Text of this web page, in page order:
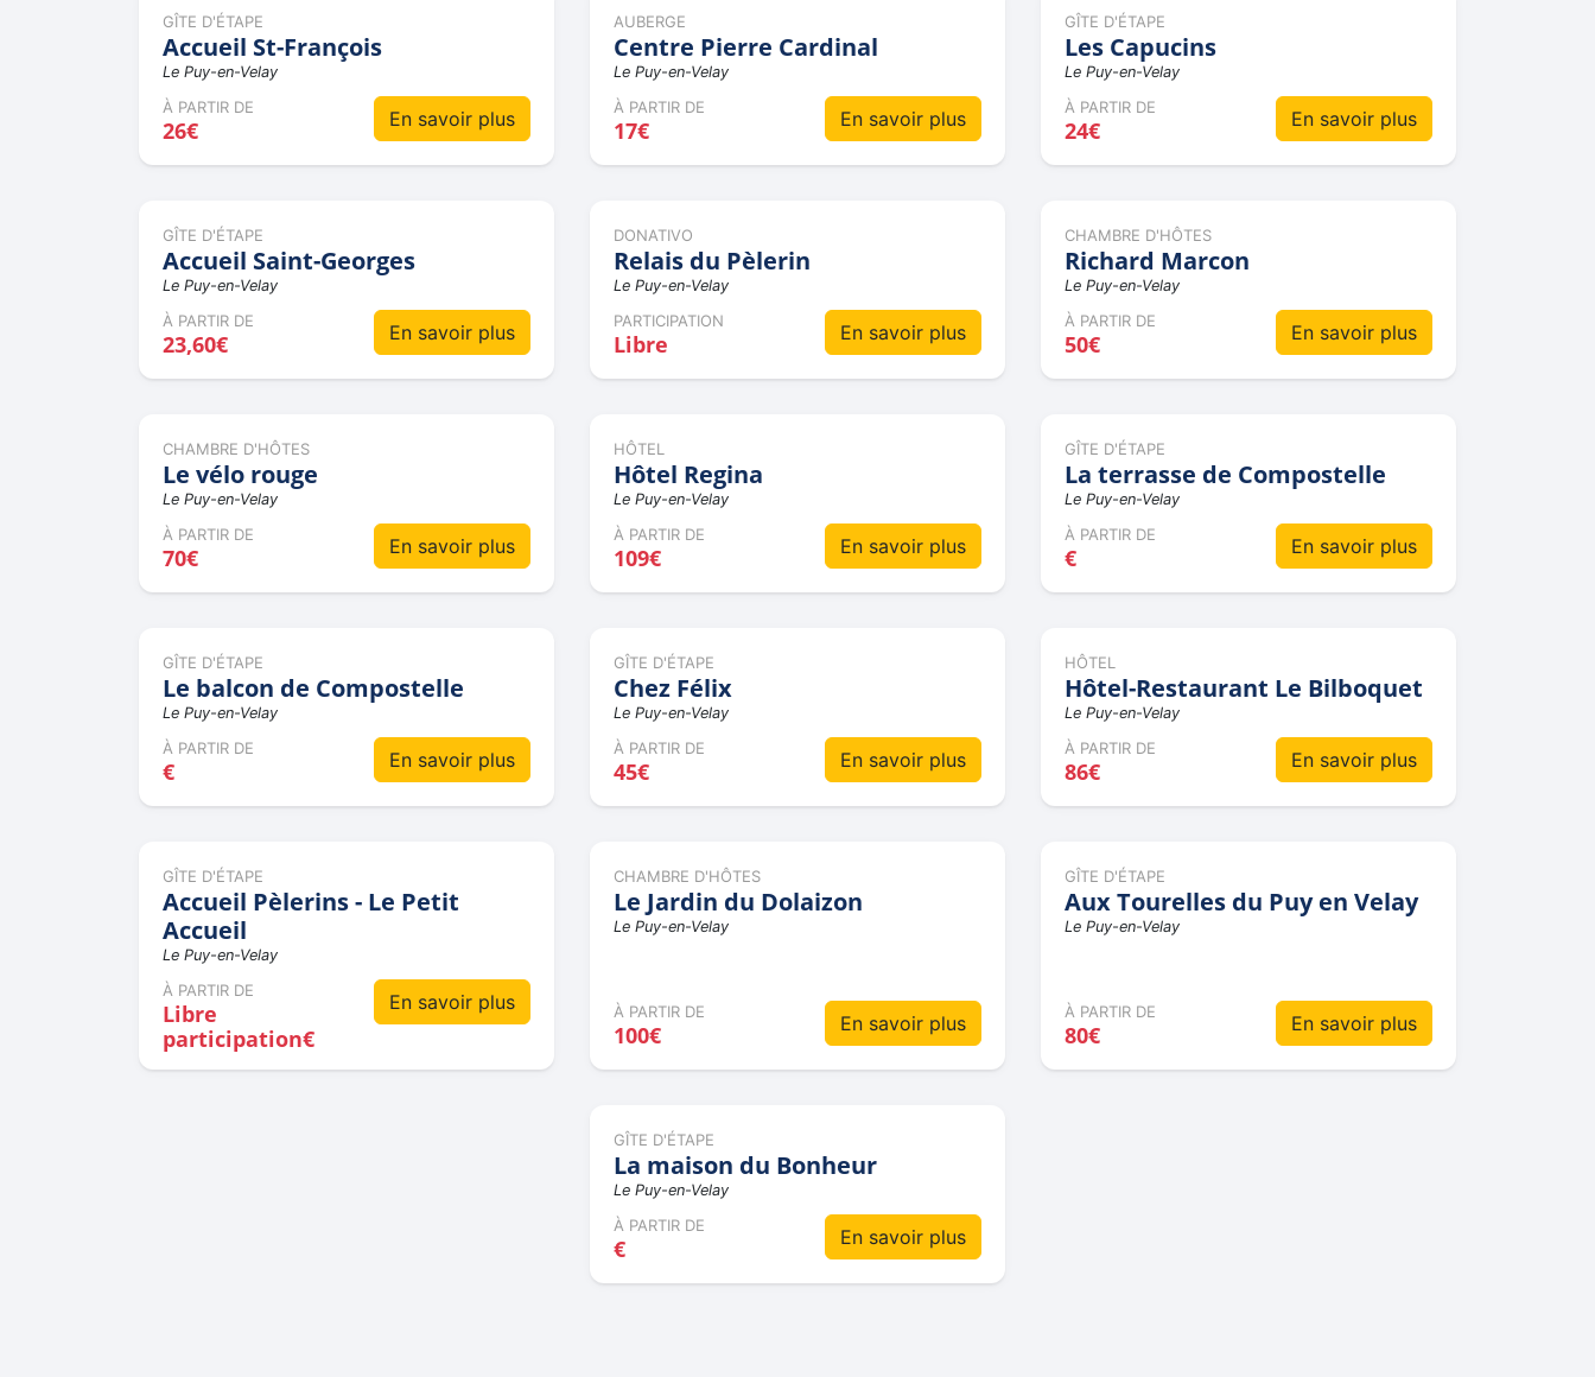
GÎTE D'ÉTAPE
Accueil St-François
Le Puy-en-Velay
À PARTIR DE
26€ En savoir plus
AUBERGE
Centre Pierre Cardinal
Le Puy-en-Velay
À PARTIR DE
17€ En savoir plus
GÎTE D'ÉTAPE
Les Capucins
Le Puy-en-Velay
À PARTIR DE
24€ En savoir plus
GÎTE D'ÉTAPE
Accueil Saint-Georges
Le Puy-en-Velay
À PARTIR DE
23,60€ En savoir plus
DONATIVO
Relais du Pèlerin
Le Puy-en-Velay
PARTICIPATION
Libre En savoir plus
CHAMBRE D'HÔTES
Richard Marcon
Le Puy-en-Velay
À PARTIR DE
50€ En savoir plus
CHAMBRE D'HÔTES
Le vélo rouge
Le Puy-en-Velay
À PARTIR DE
70€ En savoir plus
HÔTEL
Hôtel Regina
Le Puy-en-Velay
À PARTIR DE
109€ En savoir plus
GÎTE D'ÉTAPE
La terrasse de Compostelle
Le Puy-en-Velay
À PARTIR DE
€ En savoir plus
GÎTE D'ÉTAPE
Le balcon de Compostelle
Le Puy-en-Velay
À PARTIR DE
€ En savoir plus
GÎTE D'ÉTAPE
Chez Félix
Le Puy-en-Velay
À PARTIR DE
45€ En savoir plus
HÔTEL
Hôtel-Restaurant Le Bilboquet
Le Puy-en-Velay
À PARTIR DE
86€ En savoir plus
GÎTE D'ÉTAPE
Accueil Pèlerins - Le Petit
Accueil
Le Puy-en-Velay
À PARTIR DE
Libre
participation€
En savoir plus
CHAMBRE D'HÔTES
Le Jardin du Dolaizon
Le Puy-en-Velay
À PARTIR DE
100€ En savoir plus
GÎTE D'ÉTAPE
Aux Tourelles du Puy en Velay
Le Puy-en-Velay
À PARTIR DE
80€ En savoir plus
GÎTE D'ÉTAPE
La maison du Bonheur
Le Puy-en-Velay
À PARTIR DE
€ En savoir plus